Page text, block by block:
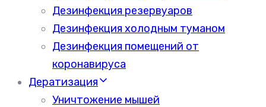
Дезинфекция резервуаров
Дезинфекция холодным туманом
Дезинфекция помещений от
коронавируса
Дератизация
Уничтожение мышей